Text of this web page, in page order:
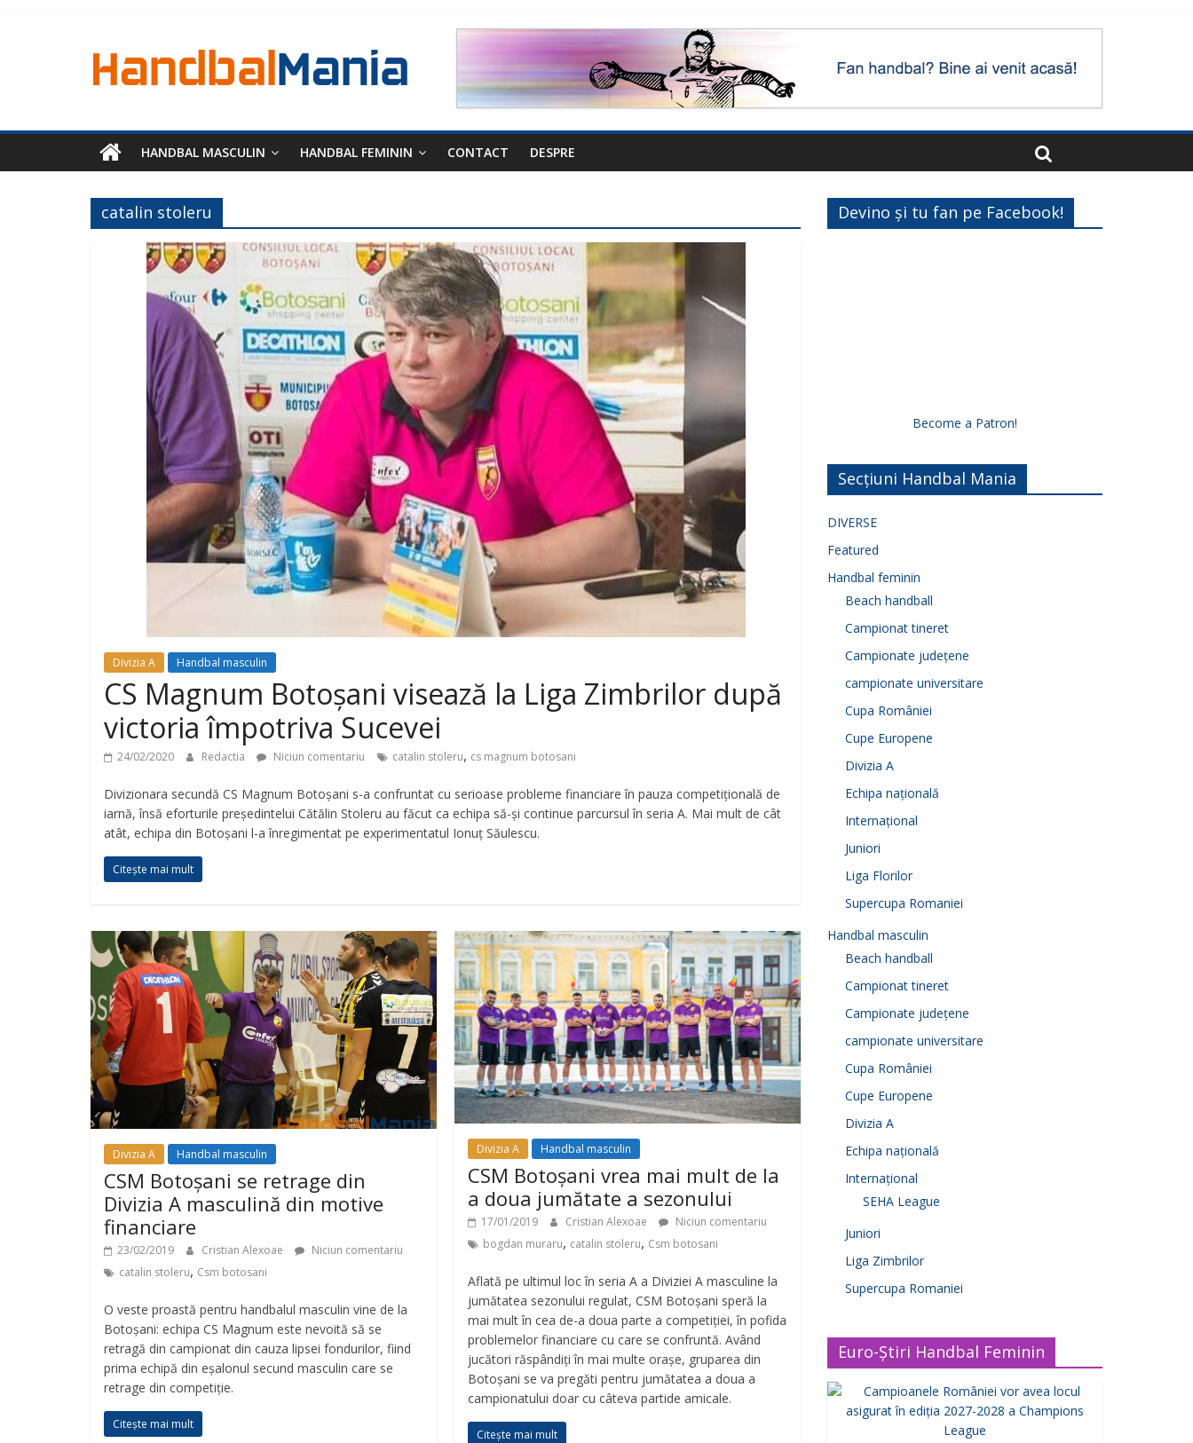
HANDBAL MASCULIN HANDBAL FEMININ CONTACT DESPRE
catalin stoleru
Divizia A Handbal masculin
CS Magnum Botoșani visează la Liga Zimbrilor după
victoria împotriva Sucevei
24/02/2020 Redactia Niciun comentariu catalin stoleru, cs magnum botosani
Divizionara secundă CS Magnum Botoșani s-a confruntat cu serioase probleme financiare în pauza competițională de
iarnă, însă eforturile președintelui Cătălin Stoleru au făcut ca echipa să-și continue parcursul în seria A. Mai mult de cât
atât, echipa din Botoșani l-a înregimentat pe experimentatul Ionuț Săulescu.
Citește mai mult
Divizia A Handbal masculin
CSM Botoșani se retrage din
Divizia A masculină din motive
financiare
23/02/2019 Cristian Alexoae
Niciun comentariu
catalin stoleru, Csm botosani
O veste proastă pentru handbalul masculin vine de la
Botoșani: echipa CS Magnum este nevoită să se
retragă din campionat din cauza lipsei fondurilor, fiind
prima echipă din eșalonul secund masculin care se
retrage din competiție.
Citește mai mult
Divizia A Handbal masculin
CSM Botoșani vrea mai mult de la
a doua jumătate a sezonului
17/01/2019 Cristian Alexoae
Niciun comentariu
bogdan muraru, catalin stoleru, Csm botosani
Aflată pe ultimul loc în seria A a Diviziei A masculine la
jumătatea sezonului regulat, CSM Botoșani speră la
mai mult în cea de-a doua parte a competiției, în pofida
problemelor financiare cu care se confruntă. Având
jucători răspândiți în mai multe orașe, gruparea din
Botoșani se va pregăti pentru jumătatea a doua a
campionatului doar cu câteva partide amicale.
Citește mai mult
Devino și tu fan pe Facebook!
Become a Patron!
Secțiuni Handbal Mania
DIVERSE
Featured
Handbal feminin
Beach handball
Campionat tineret
Campionate județene
campionate universitare
Cupa României
Cupe Europene
Divizia A
Echipa națională
Internațional
Juniori
Liga Florilor
Supercupa Romaniei
Handbal masculin
Beach handball
Campionat tineret
Campionate județene
campionate universitare
Cupa României
Cupe Europene
Divizia A
Echipa națională
Internațional
SEHA League
Juniori
Liga Zimbrilor
Supercupa Romaniei
Euro-Știri Handbal Feminin